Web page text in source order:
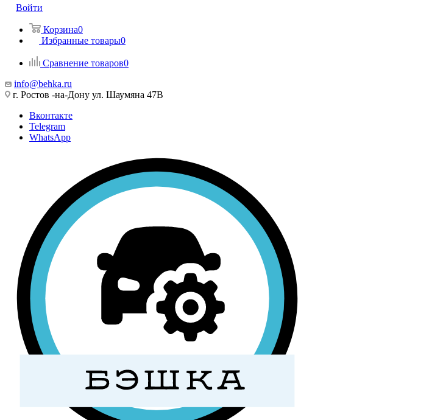
Войти
Корзина0
Избранные товары0
Сравнение товаров0
info@behka.ru
г. Ростов -на-Дону ул. Шаумяна 47В
Вконтакте
Telegram
WhatsApp